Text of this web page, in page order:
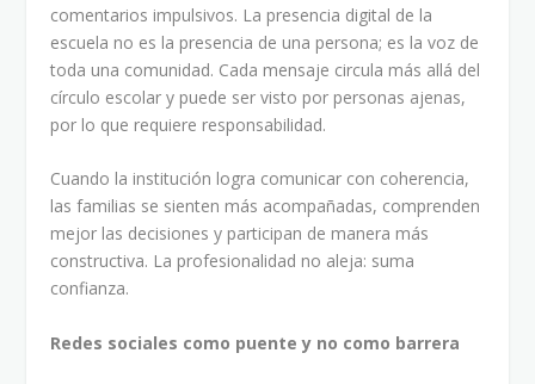
comentarios impulsivos. La presencia digital de la
escuela no es la presencia de una persona; es la voz de
toda una comunidad. Cada mensaje circula más allá del
círculo escolar y puede ser visto por personas ajenas,
por lo que requiere responsabilidad.
Cuando la institución logra comunicar con coherencia,
las familias se sienten más acompañadas, comprenden
mejor las decisiones y participan de manera más
constructiva. La profesionalidad no aleja: suma
confianza.
Redes sociales como puente y no como barrera